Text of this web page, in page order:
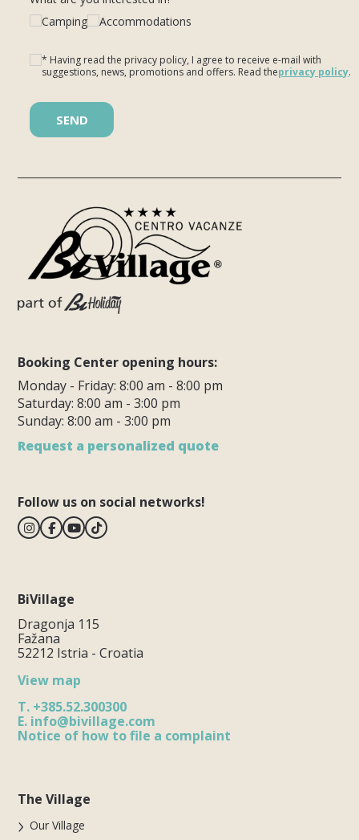
Camping
Accommodations
* Having read the privacy policy, I agree to receive e-mail with
suggestions, news, promotions and offers. Read theprivacy policy.
Please leave this field empty.
Booking Center opening hours:
Monday - Friday: 8:00 am - 8:00 pm
Saturday: 8:00 am - 3:00 pm
Sunday: 8:00 am - 3:00 pm
Request a personalized quote
Follow us on social networks!
BiVillage
Dragonja 115
Fažana
52212 Istria - Croatia
View map
T. +385.52.300300
E. info@bivillage.com
Notice of how to file a complaint
The Village
Our Village